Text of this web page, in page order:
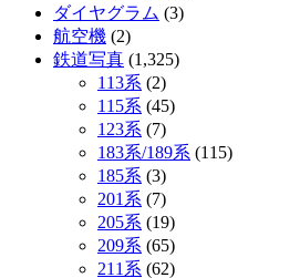
ダイヤグラム (3)
航空機 (2)
鉄道写真 (1,325)
113系 (2)
115系 (45)
123系 (7)
183系/189系 (115)
185系 (3)
201系 (7)
205系 (19)
209系 (65)
211系 (62)